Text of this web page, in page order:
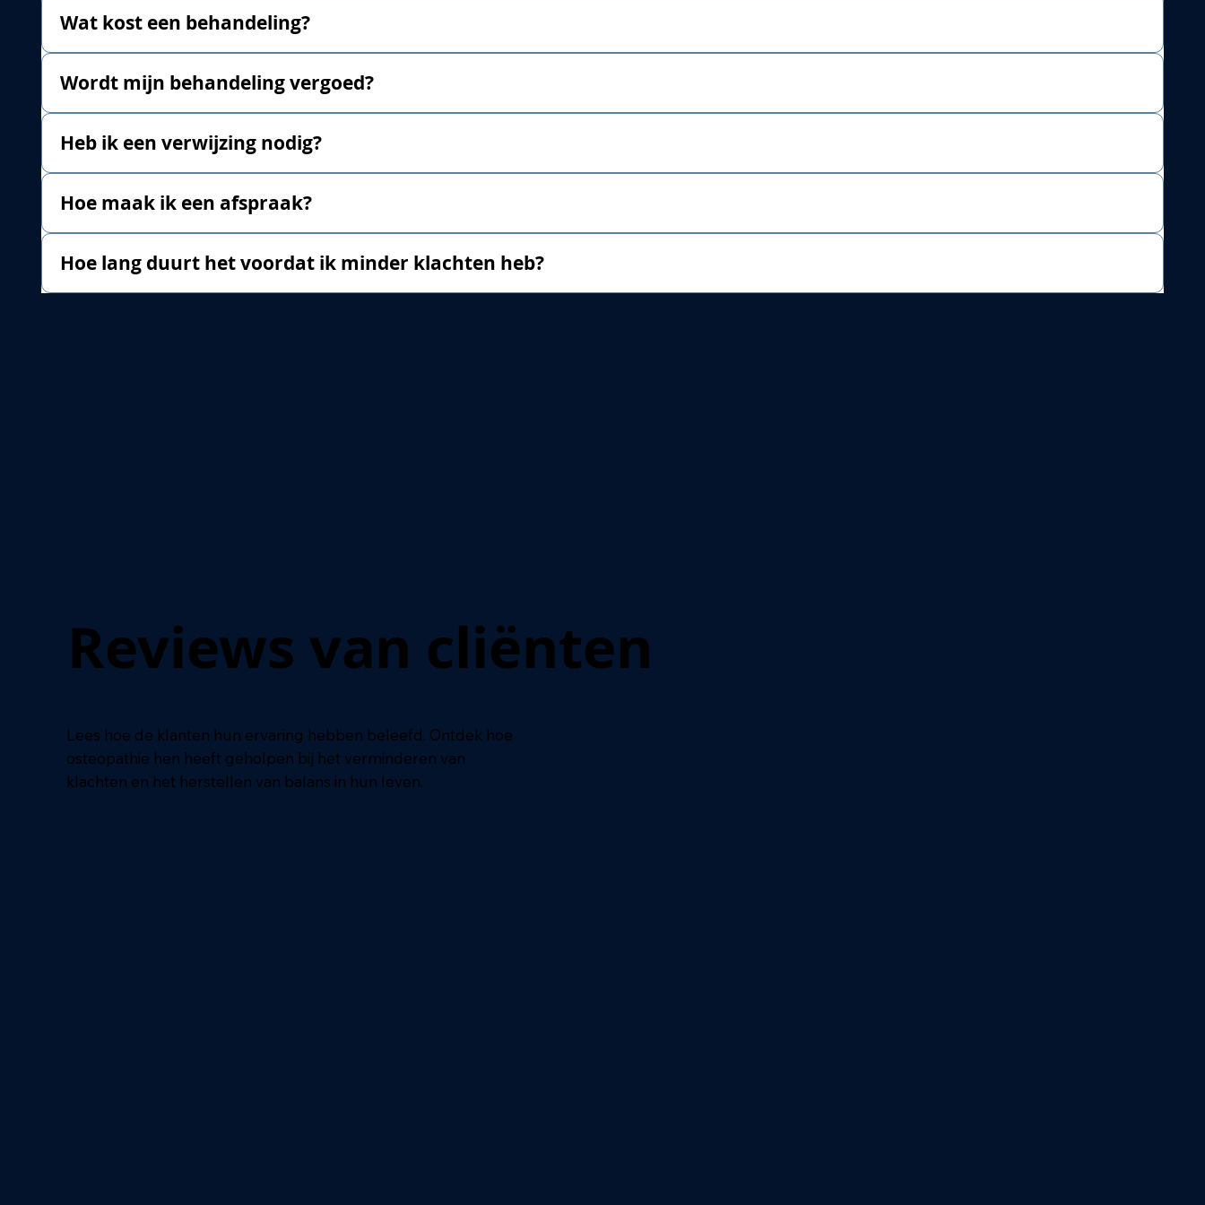
Wat kost een behandeling?
Wordt mijn behandeling vergoed?
Heb ik een verwijzing nodig?
Hoe maak ik een afspraak?
Hoe lang duurt het voordat ik minder klachten heb?
Reviews van cliënten
Reviews van cliënten
Lees hoe de klanten hun ervaring hebben beleefd. Ontdek hoe
osteopathie hen heeft geholpen bij het verminderen van
klachten en het herstellen van balans in hun leven.